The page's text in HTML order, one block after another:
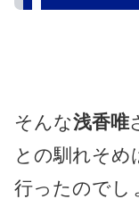
そんな浅香唯
との馴れそめ
行ったのでし